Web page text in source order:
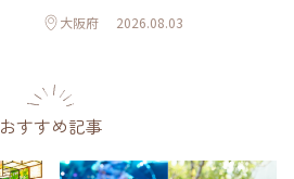
大阪府 2026.08.03
おすすめ記事